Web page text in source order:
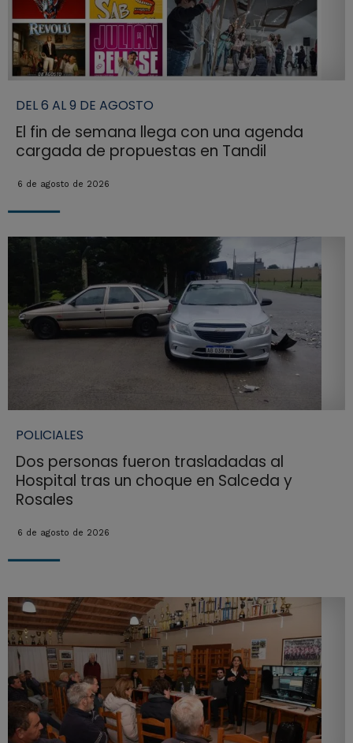
DEL 6 AL 9 DE AGOSTO
El fin de semana llega con una agenda
cargada de propuestas en Tandil
6 de agosto de 2026
POLICIALES
Dos personas fueron trasladadas al
Hospital tras un choque en Salceda y
Rosales
6 de agosto de 2026